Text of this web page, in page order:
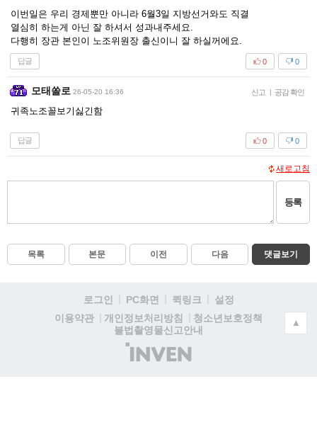
이번일은 우리 경제뿐만 아니라 6월3일 지방선거와도 직결
열심히 하는게 아닌 잘 하셔서 성과내주세요.
다행히 장관 본인이 노조위원장 출신이니 잘 하실꺼에요.
답글 0
0
모태쏠로 26-05-20 16:36 신고 | 공감 확인
귀족노조꼴보기싫긴함
답글 0
0
새로고침
등록
목록 본문 이전 다음 댓글보기
로그인 PC화면 퀵링크
설정
이용약관
개인정보처리방침
청소년보호정책
불법촬영물신고안내
(주)
인
▲